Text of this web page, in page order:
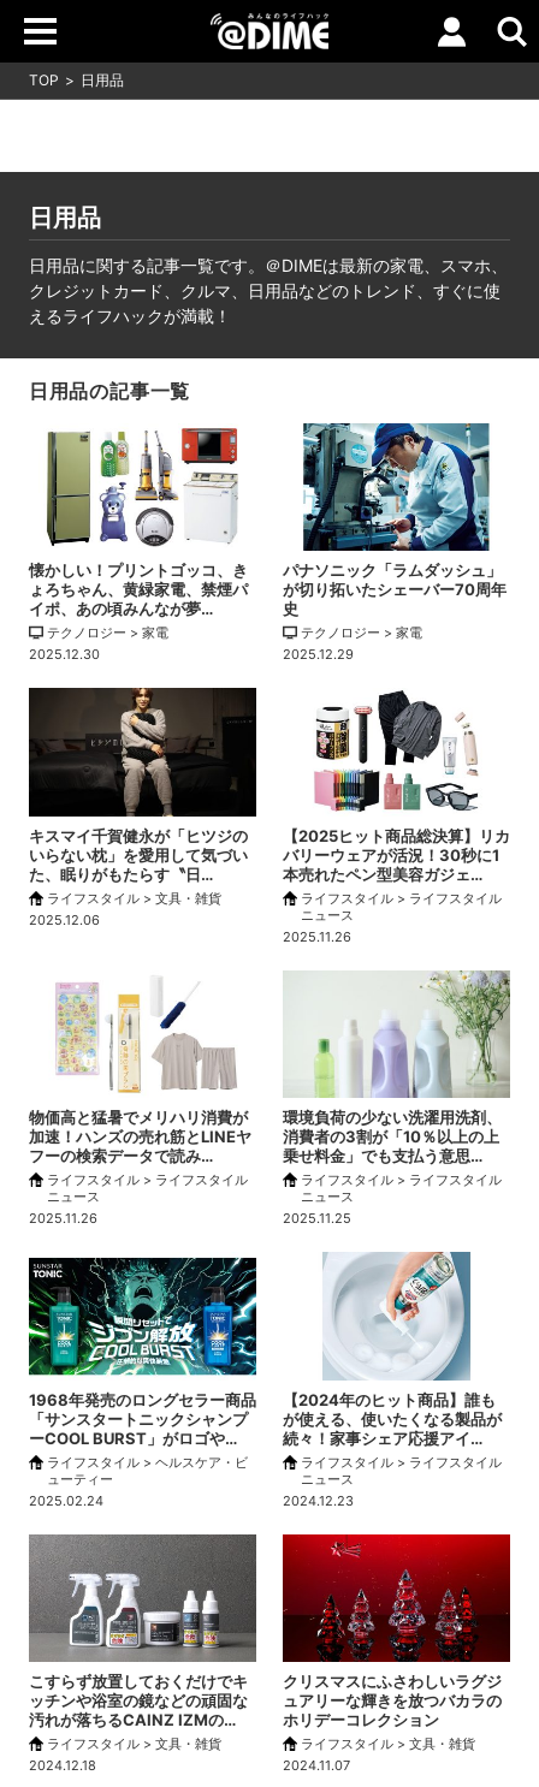
TOP 日用品
日用品
日用品に関する記事一覧です。＠DIMEは最新の家電、スマホ、
クレジットカード、クルマ、日用品などのトレンド、すぐに使
えるライフハックが満載！
日用品の記事一覧
懐かしい！プリントゴッコ、き
ょろちゃん、黄緑家電、禁煙パ
イポ、あの頃みんなが夢…
テクノロジー > 家電
2025.12.30
パナソニック「ラムダッシュ」
が切り拓いたシェーバー70周年
史
テクノロジー > 家電
2025.12.29
キスマイ千賀健永が「ヒツジの
いらない枕」を愛用して気づい
た、眠りがもたらす〝日…
ライフスタイル > 文具・雑貨
2025.12.06
【2025ヒット商品総決算】リカ
バリーウェアが活況！30秒に1
本売れたペン型美容ガジェ…
ライフスタイル > ライフスタイル
ニュース
2025.11.26
物価高と猛暑でメリハリ消費が
加速！ハンズの売れ筋とLINEヤ
フーの検索データで読み…
ライフスタイル > ライフスタイル
ニュース
2025.11.26
環境負荷の少ない洗濯用洗剤、
消費者の3割が「10％以上の上
乗せ料金」でも支払う意思…
ライフスタイル > ライフスタイル
ニュース
2025.11.25
1968年発売のロングセラー商品
「サンスタートニックシャンプ
ーCOOL BURST」がロゴや…
ライフスタイル > ヘルスケア・ビ
ューティー
2025.02.24
【2024年のヒット商品】誰も
が使える、使いたくなる製品が
続々！家事シェア応援アイ…
ライフスタイル > ライフスタイル
ニュース
2024.12.23
こすらず放置しておくだけでキ
ッチンや浴室の鏡などの頑固な
汚れが落ちるCAINZ IZMの…
ライフスタイル > 文具・雑貨
2024.12.18
クリスマスにふさわしいラグジ
ュアリーな輝きを放つバカラの
ホリデーコレクション
ライフスタイル > 文具・雑貨
2024.11.07